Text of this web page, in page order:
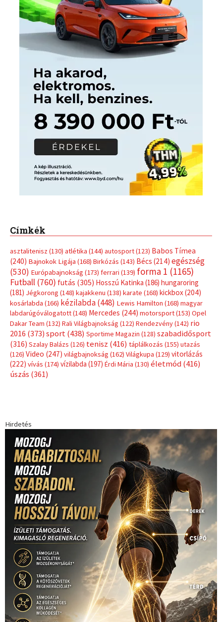
Címkék
asztalitenisz (130) atlétika (144) autosport(123) Babos Tímea
(240) Bajnokok Ligája (168) Birkózás (143) Bécs (214) egészség
(530) Európabajnokság (173) ferrari (139) forma 1 (1165)
Futball (760) futás (305) Hosszú Katinka (186) hungaroring
(181) Jégkorong (148) kajakkenu (138) karate (168) kickbox(204)
kosárlabda (166) kézilabda(448) Lewis Hamilton (168) magyar
labdarúgóválogatott(148) Mercedes (244) motorsport(153) Opel
Dakar Team (132) Rali Világbajnokság (122) Rendezvény(142) rio
2016 (373) sport(438) Sportime Magazin (128) szabadidősport
(316) Szalay Balázs (126) tenisz (416) táplálkozás (155) utazás
(126) Video (247) világbajnokság (162) Világkupa (129) vitorlázás
(222) vívás (174) vízilabda (197) Érdi Mária (130) életmód(416)
úszás (361)
Hirdetés